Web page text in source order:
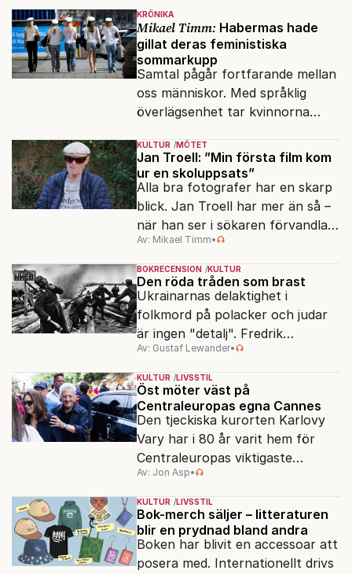
KRÖNIKA
Mikael Timm: Habermas hade
gillat deras feministiska
sommarkupp
Samtal pågår fortfarande mellan
oss människor. Med språklig
överlägsenhet tar kvinnorna
KULTUR MÖTET
Jan Troell: ”Min första film kom
ur en skoluppsats”
Alla bra fotografer har en skarp
blick. Jan Troell har mer än så –
när han ser i sökaren förvandlas
vardagen till underverk. Fyllda 95
gör han en ny film.
Av: Mikael Timm•
BOKRECENSION KULTUR
Den röda tråden som brast
Ukrainarnas delaktighet i
folkmord på polacker och judar
är ingen "detalj". Fredrik
Segerfeldts iver att skildra den
ryska imperialismen leder till en
förenklad bild av historien.
Av: Gustaf Lewander•
KULTUR LIVSSTIL
Öst möter väst på
Centraleuropas egna Cannes
Den tjeckiska kurorten Karlovy
Vary har i 80 år varit hem för
Centraleuropas viktigaste
filmfestival – en plats där
Hollywoodglans möter
egensinnighet.
Av: Jon Asp•
KULTUR LIVSSTIL
Bok-merch säljer – litteraturen
blir en prydnad bland andra
Boken har blivit en accessoar att
posera med. Internationellt drivs